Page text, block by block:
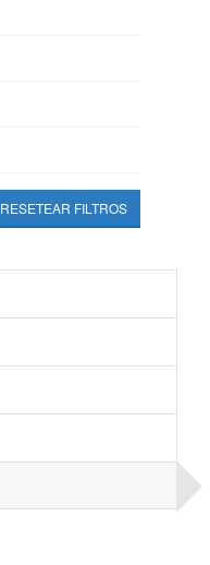
RESETEAR FILTROS